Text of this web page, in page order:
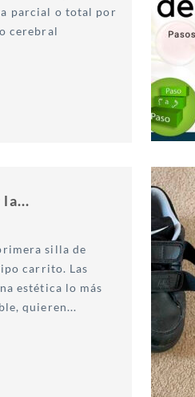
parcial o total por
cerebral
silla de
carrito. Las
estética lo más
quieren...